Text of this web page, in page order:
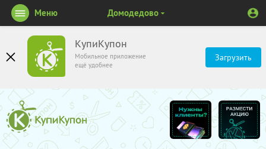
КупиКупон
Мобильное приложение
ещё удобнее
Загрузить
Меню Домодедово